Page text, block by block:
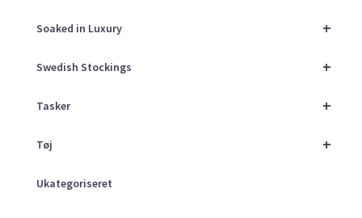
+
Soaked in Luxury
+
Swedish Stockings
+
Tasker
+
Tøj
Ukategoriseret